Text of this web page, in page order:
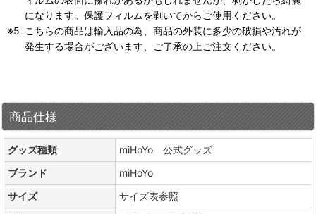
になります。保護フィルムを剥いてからご使用ください。
こちらの商品は輸入品の為、商品の外装に多少の破損や汚れが
発生する場合がございます、ご了承の上ご注文ください。
商品仕様
グッズ種類
miHoYo 公式グッズ
ブランド
miHoYo
サイズ
サイズ表参照